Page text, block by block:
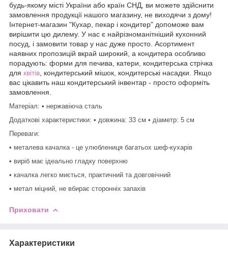
будь-якому місті України або країн СНД, ви можете здійснити
замовлення продукції нашого магазину, не виходячи з дому!
Інтернет-магазин "Кухар, пекар і кондитер" допоможе вам
вирішити цю дилему. У нас є найрізноманітніший кухонний
посуд, і замовити товар у нас дуже просто. Асортимент
наявних пропозицій вкрай широкий, а кондитера особливо
порадують: форми для печива, катери, кондитерська стрічка
для квітів , кондитерський мішок, кондитерські насадки. Якщо
вас цікавить наш кондитерський інвентар - просто оформіть
замовлення.
Матеріал: • нержавіюча сталь
Додаткові характеристики: • довжина: 33 см • діаметр: 5 см
Переваги:
• металева качалка - це улюблениця багатьох шеф-кухарів
• виріб має ідеально гладку поверхню
• качалка легко миється, практичний та довговічний
• метал міцний, не вбирає сторонніх запахів
Приховати
Характеристики